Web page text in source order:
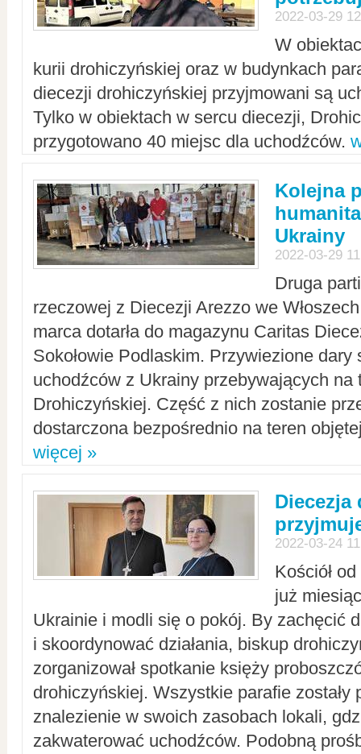
2022-03-29
W
kurii drohiczyńskiej oraz w budynkach
diecezji drohiczyńskiej przyjmowani są
Tylko w obiektach w sercu diecezji,
przygotowano 40 miejsc dla uchodźców.
Kolejna
Ukrainy
2022-03-29
Druga
rzeczowej z Diecezji Arezzo we
marca dotarła do magazynu Caritas
Sokołowie Podlaskim. Przywiezione dary
uchodźców z Ukrainy przebywających na
Drohiczyńskiej. Część z nich zostanie
dostarczona bezpośrednio na teren
więcej »
Diecezja
2022-03-24
Kościół
już
Ukrainie i modli się o pokój. By zachęcić
i skoordynować działania, biskup
zorganizował spotkanie księży
drohiczyńskiej. Wszystkie parafie zostały
znalezienie w swoich zasobach lokali,
zakwaterować uchodźców. Podobną